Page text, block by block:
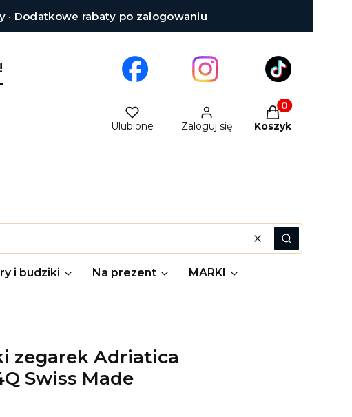
· Dodatkowe rabaty po zalogowaniu
Ulubione Zaloguj się
Produkty w
Koszyk
WyczyśćSzukaj
i budziki Na prezent MARKI
zegarek Adriatica
Swiss Made